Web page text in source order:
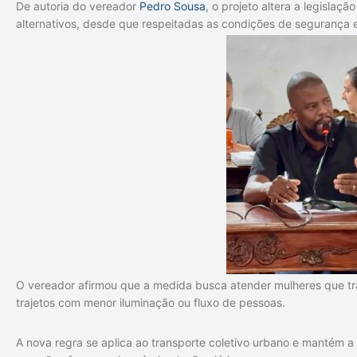
De autoria do vereador Pedro Sousa, o projeto altera a
alternativos, desde que respeitadas as condições de segurança
O vereador afirmou que a medida busca atender mulheres que
trajetos com menor iluminação ou fluxo de pessoas.
A nova regra se aplica ao transporte coletivo urbano e mantém